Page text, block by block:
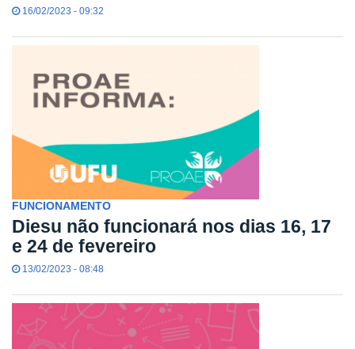
16/02/2023 - 09:32
FUNCIONAMENTO
Diesu não funcionará nos dias 16, 17
e 24 de fevereiro
13/02/2023 - 08:48